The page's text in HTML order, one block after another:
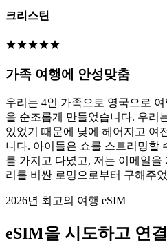
크리스틴
★★★★★
가족 여행에 안성맞춤
우리는 4인 가족으로 영국으로
을 순조롭게 만들었습니다. 우리
있었기 때문에 낮에 헤어지고 여
니다. 아이들은 쇼를 스트리밍할
를 가지고 다녔고, 저는 이메일
리를 비싼 로밍으로부터 구해주
2026년 최고의 여행 eSIM
eSIM을 시도하고 연